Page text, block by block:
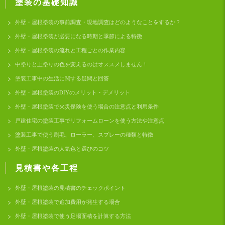
塗装の基礎知識
外壁・屋根塗装の事前調査・現地調査はどのようなことをするか？
外壁・屋根塗装が必要になる時期と季節による特徴
外壁・屋根塗装の流れと工程ごとの作業内容
中塗りと上塗りの色を変えるのはオススメしません！
塗装工事中の生活に関する疑問と回答
外壁・屋根塗装のDIYのメリット・デメリット
外壁・屋根塗装で火災保険を使う場合の注意点と利用条件
戸建住宅の塗装工事でリフォームローンを使う方法や注意点
塗装工事で使う刷毛、ローラー、スプレーの種類と特徴
外壁・屋根塗装の人気色と選びのコツ
見積書や各工程
外壁・屋根塗装の見積書のチェックポイント
外壁・屋根塗装で追加費用が発生する場合
外壁・屋根塗装で使う足場面積を計算する方法